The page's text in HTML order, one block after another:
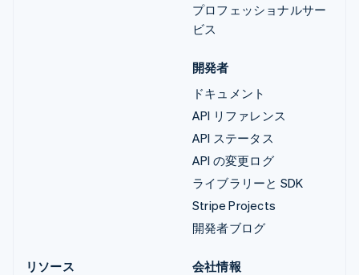
プロフェッショナルサー
ビス
開発者
ドキュメント
API リファレンス
API ステータス
API の変更ログ
ライブラリーと SDK
Stripe Projects
開発者ブログ
リソース
会社情報